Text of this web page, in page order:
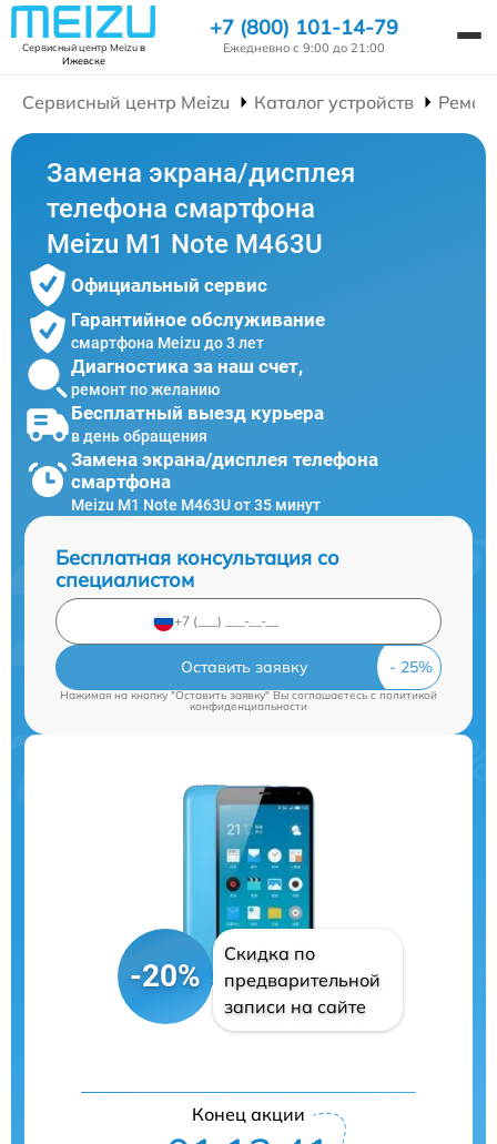
Сервисный центр Meizuв
Ижевске
+7 (800) 101-14-79
Ежедневно с 9:00 до 21:00
Сервисный центр Meizu Каталог устройств
Замена экрана/дисплея
телефона смартфона
Meizu M1 Note M463U
Официальный сервис
Гарантийное обслуживание
смартфона Meizu до 3 лет
Диагностика за наш счет,
ремонт по желанию
Бесплатный выезд курьера
в день обращения
Замена экрана/дисплея телефона
смартфона
Meizu M1 Note M463U от 35 минут
Бесплатная консультация со
специалистом
Оставить заявку
Нажимая на кнопку "Оставить заявку" Вы соглашаетесь cполитикой
конфиденциальности
-20%
Скидка по
предварительной
записи на сайте
Конец акции